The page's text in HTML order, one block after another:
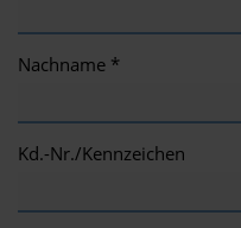
Nachname *
Kd.-Nr./Kennzeichen